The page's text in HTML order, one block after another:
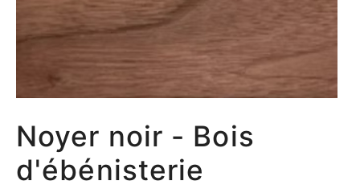
Noyer noir - Bois
d'ébénisterie